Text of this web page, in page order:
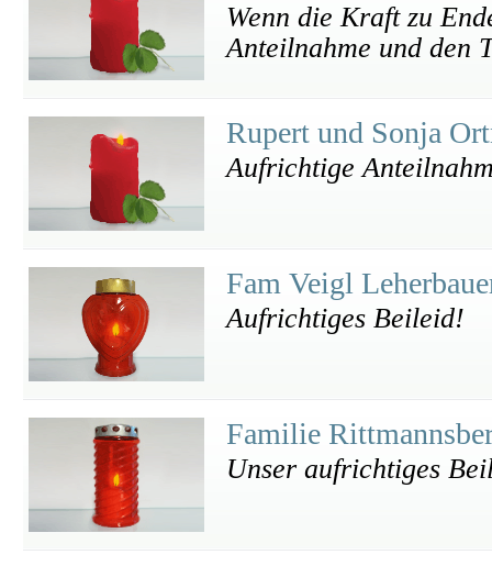
Wenn die Kraft zu
Anteilnahme und den
Rupert und Sonja
Aufrichtige
Fam Veigl
Aufrichtiges Beileid!
Familie
Unser aufrichtiges